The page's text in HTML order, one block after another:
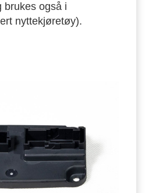
brukes også i
nyttekjøretøy).